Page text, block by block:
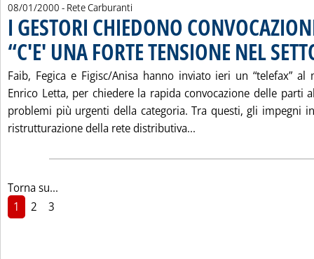
08/01/2000 - Rete Carburanti
I GESTORI CHIEDONO
“C'E' UNA FORTE TENSIONE NEL
Faib, Fegica e Figisc/Anisa hanno inviato ieri un “telefax”
Enrico Letta, per chiedere la rapida convocazione delle parti
problemi più urgenti della categoria. Tra questi, gli impegni
ristrutturazione della rete distributiva...
Torna su...
1
2 3